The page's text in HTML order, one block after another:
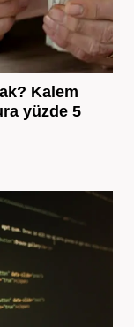
Kalem
yüzde 5